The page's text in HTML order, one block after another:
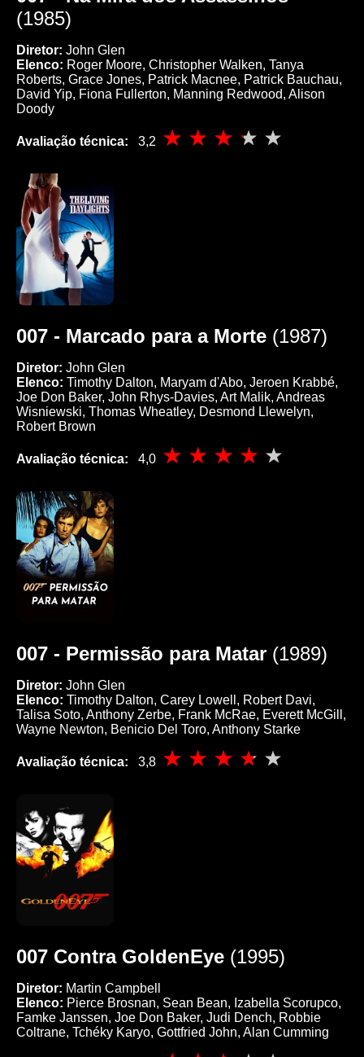
(1985)
Diretor: John Glen
Elenco: Roger Moore, Christopher Walken, Tanya
Roberts, Grace Jones, Patrick Macnee, Patrick Bauchau,
David Yip, Fiona Fullerton, Manning Redwood, Alison
Doody
Avaliação técnica: 3,2
007 - Marcado para a Morte (1987)
Diretor: John Glen
Elenco: Timothy Dalton, Maryam d'Abo, Jeroen Krabbé,
Joe Don Baker, John Rhys-Davies, Art Malik, Andreas
Wisniewski, Thomas Wheatley, Desmond Llewelyn,
Robert Brown
Avaliação técnica: 4,0
007 - Permissão para Matar (1989)
Diretor: John Glen
Elenco: Timothy Dalton, Carey Lowell, Robert Davi,
Talisa Soto, Anthony Zerbe, Frank McRae, Everett McGill,
Wayne Newton, Benicio Del Toro, Anthony Starke
Avaliação técnica: 3,8
007 Contra GoldenEye (1995)
Diretor: Martin Campbell
Elenco: Pierce Brosnan, Sean Bean, Izabella Scorupco,
Famke Janssen, Joe Don Baker, Judi Dench, Robbie
Coltrane, Tchéky Karyo, Gottfried John, Alan Cumming